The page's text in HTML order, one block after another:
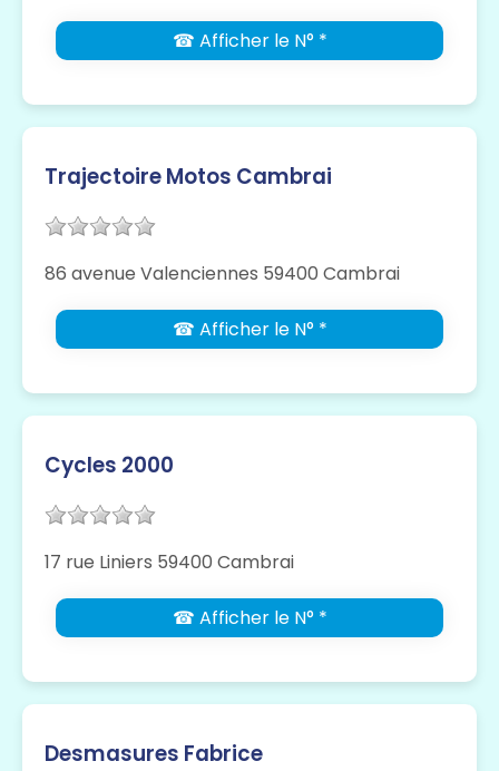
☎ Afficher le N° *
Trajectoire Motos Cambrai
86 avenue Valenciennes 59400 Cambrai
☎ Afficher le N° *
Cycles 2000
17 rue Liniers 59400 Cambrai
☎ Afficher le N° *
Desmasures Fabrice